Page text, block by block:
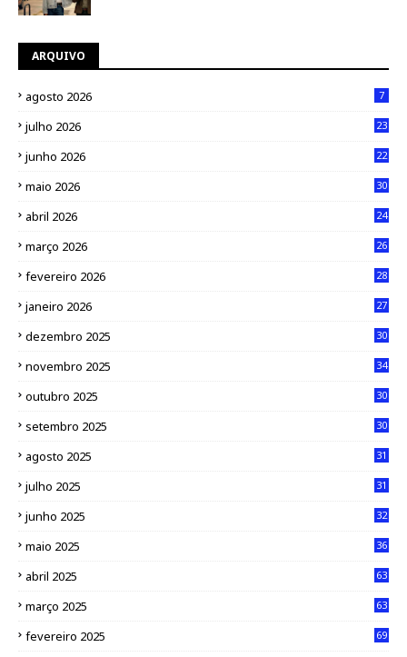
ARQUIVO
agosto 2026 7
julho 2026 23
junho 2026 22
maio 2026 30
abril 2026 24
março 2026 26
fevereiro 2026 28
janeiro 2026 27
dezembro 2025 30
novembro 2025 34
outubro 2025 30
setembro 2025 30
agosto 2025 31
julho 2025 31
junho 2025 32
maio 2025 36
abril 2025 63
março 2025 63
fevereiro 2025 69